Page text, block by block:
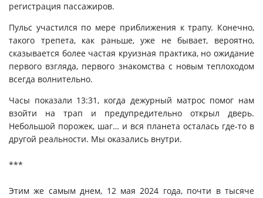
регистрация пассажиров.
Пульс участился по мере приближения к трапу. Конечно,
такого трепета, как раньше, уже не бывает, вероятно,
сказывается более частая круизная практика, но ожидание
первого взгляда, первого знакомства с новым теплоходом
всегда волнительно.
Часы показали 13:31, когда дежурный матрос помог нам
взойти на трап и предупредительно открыл дверь.
Небольшой порожек, шаг… и вся планета осталась где-то в
другой реальности. Мы оказались внутри.
***
Этим же самым днем, 12 мая 2024 года, почти в тысяче